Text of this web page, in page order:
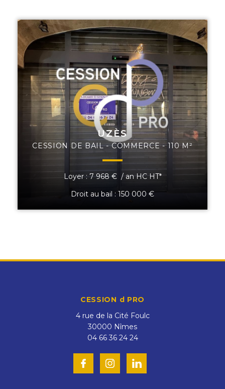
UZÈS
CESSION DE BAIL - COMMERCE - 110 M²
Loyer : 7 968 € / an HC HT*
Droit au bail : 150 000 €
CESSION d PRO
4 rue de la Cité Foulc
30000 Nîmes
04 66 36 24 24